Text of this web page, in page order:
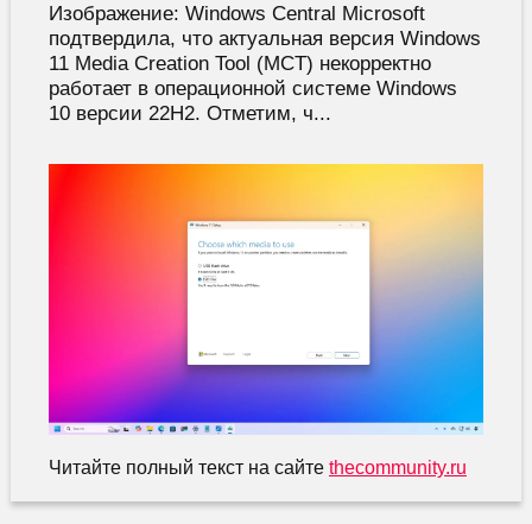
Изображение: Windows Central Microsoft
подтвердила, что актуальная версия Windows
11 Media Creation Tool (MCT) некорректно
работает в операционной системе Windows
10 версии 22H2. Отметим, ч...
Читайте полный текст на сайте thecommunity.ru